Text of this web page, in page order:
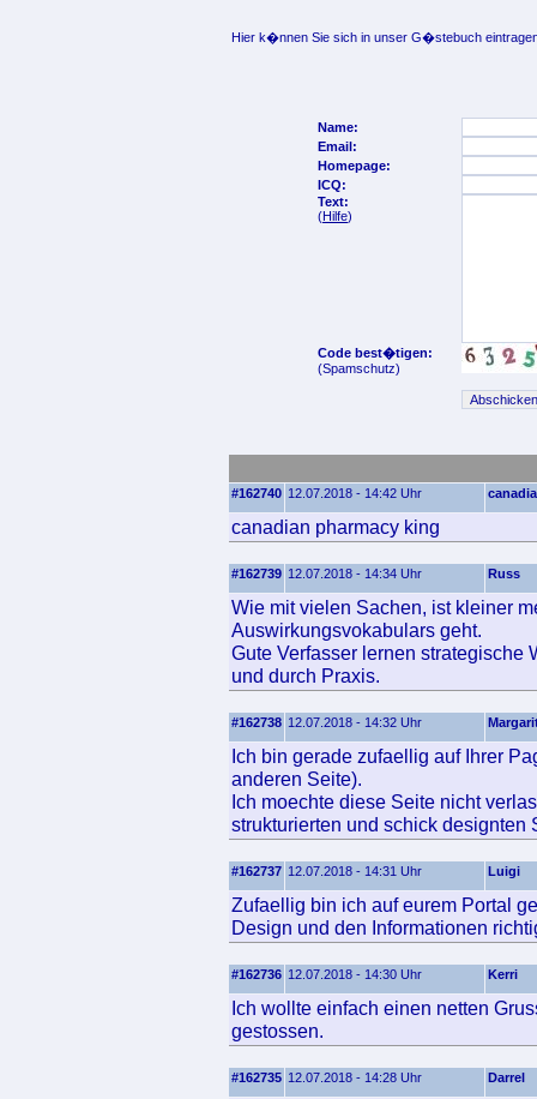
Hier k�nnen Sie sich in unser G�stebuch
Name:
Email:
Homepage:
ICQ:
Text:
(Hilfe)
Code best�tigen:
(Spamschutz)
#162740 12.07.2018 - 14:42 Uhr
canadian pharmacy king
#162739 12.07.2018 - 14:34 Uhr Russ
Wie mit vielen Sachen, ist kleiner
Auswirkungsvokabulars geht.
Gute Verfasser lernen strategische
und durch Praxis.
#162738 12.07.2018 - 14:32 Uhr
Ich bin gerade zufaellig auf Ihrer
anderen Seite).
Ich moechte diese Seite nicht
strukturierten und schick designten
#162737 12.07.2018 - 14:31 Uhr Luigi
Zufaellig bin ich auf eurem Portal
Design und den Informationen
#162736 12.07.2018 - 14:30 Uhr Kerri
Ich wollte einfach einen netten
gestossen.
#162735 12.07.2018 - 14:28 Uhr Darrel